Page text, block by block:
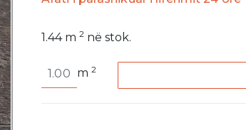
1.44 m2 në stok.
Crea
m2